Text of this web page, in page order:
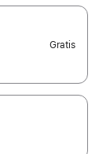
Gratis